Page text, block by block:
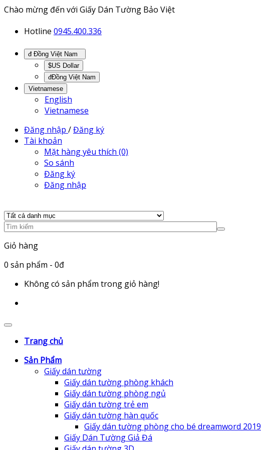
Chào mừng đến với Giấy Dán Tường Bảo Việt
Hotline 0945.400.336
$US Dollar
đĐồng Việt Nam
Vietnamese
English
Vietnamese
Đăng nhập /Đăng ký
Tài khoản
Mặt hàng yêu thích (0)
So sánh
Đăng ký
Đăng nhập
Giỏ hàng
0 sản phẩm - 0đ
Không có sản phẩm trong giỏ hàng!
Trang chủ
Sản Phẩm
Giấy dán tường
Giấy dán tường phòng khách
Giấy dán tường phòng ngủ
Giấy dán tường trẻ em
Giấy dán tường hàn quốc
Giấy dán tường phòng cho bé dreamword 2019
Giấy Dán Tường Giả Đá